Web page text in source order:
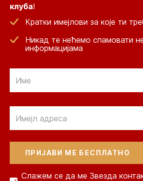
клуба!
Кратки имејлови за које ти
Никад те нећемо спамовати
информацијама
Слажем се да ме Звезда